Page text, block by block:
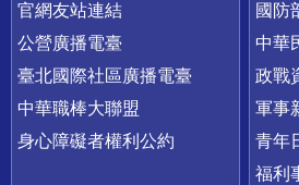
官網友站連結
公營廣播電臺
臺北國際社區廣播電臺
中華職棒大聯盟
身心障礙者權利公約
國防
中華
政戰
軍事
青年
福利